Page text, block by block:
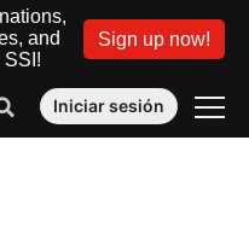
and
Sign up now!
Iniciar sesión